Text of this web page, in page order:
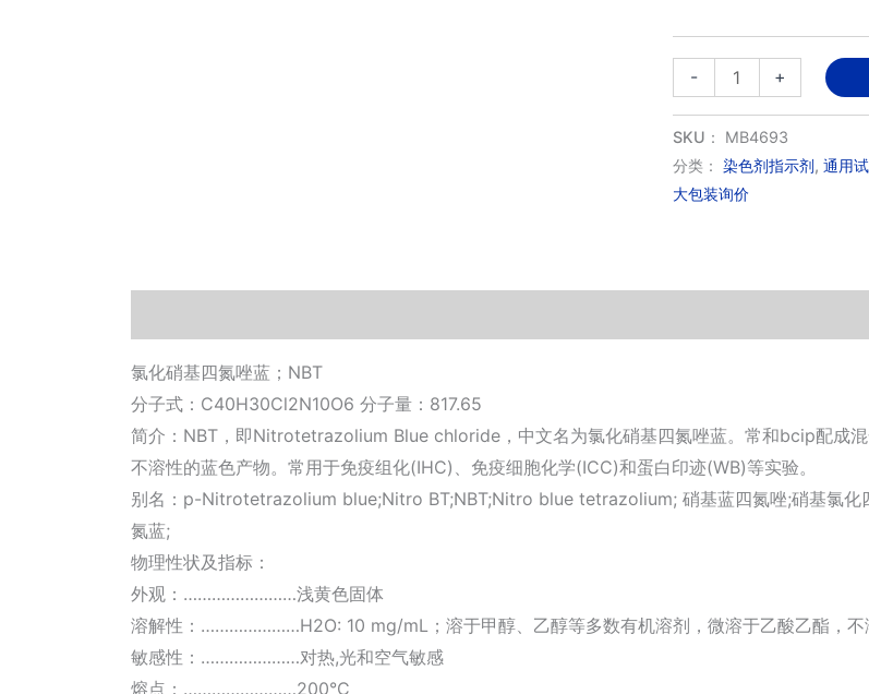
-
化
硝
基
四
蓝
+
SKU： MB4693
分类： 染色剂指示剂, 通用
大包装询价
氯化硝基四氮唑蓝；NBT
分子式：C40H30Cl2N10O6 分子量：817.65
简介：NBT，即Nitrotetrazolium Blue chloride，中文名为氯化硝基四氮唑蓝。常和bcip配成
不溶性的蓝色产物。常用于免疫组化(IHC)、免疫细胞化学(ICC)和蛋白印迹(WB)等实验。
别名：p-Nitrotetrazolium blue;Nitro BT;NBT;Nitro blue tetrazolium; 硝基蓝四氮唑;硝基氯化
氮蓝;
物理性状及指标：
外观：……………………浅黄色固体
溶解性：…………………H2O: 10 mg/mL；溶于甲醇、乙醇等多数有机溶剂，微溶于乙酸乙酯，不
敏感性：…………………对热,光和空气敏感
熔点：……………………200°C